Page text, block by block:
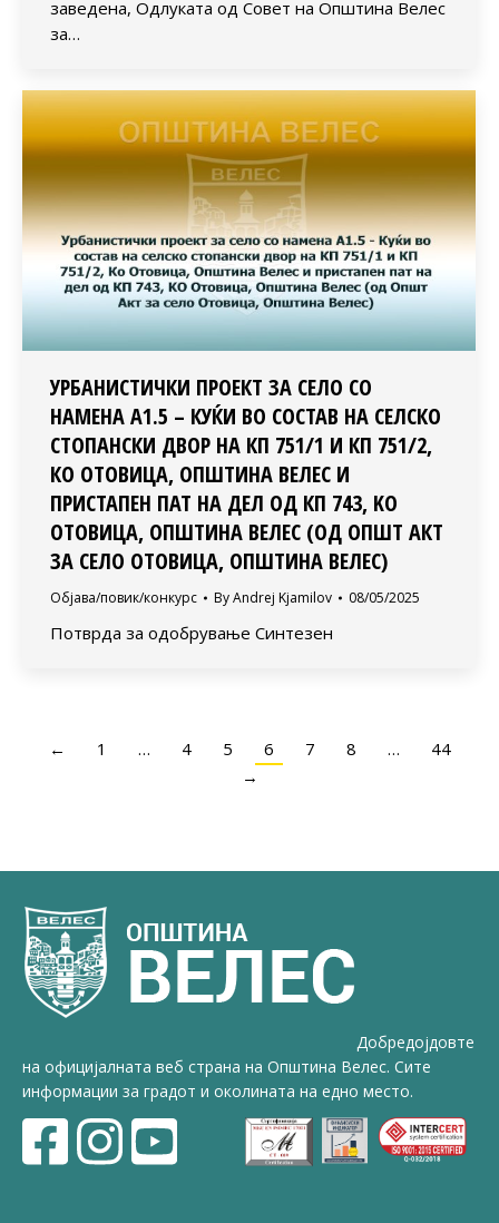
заведена, Одлуката од Совет на Општина Велес
за…
УРБАНИСТИЧКИ ПРОЕКТ ЗА СЕЛО СО
НАМЕНА А1.5 – КУЌИ ВО СОСТАВ НА СЕЛСКО
СТОПАНСКИ ДВОР НА КП 751/1 И КП 751/2,
КО ОТОВИЦА, ОПШТИНА ВЕЛЕС И
ПРИСТАПЕН ПАТ НА ДЕЛ ОД КП 743, KO
OТОВИЦА, ОПШТИНА ВЕЛЕС (ОД ОПШТ АКТ
ЗА СЕЛО ОТОВИЦА, ОПШТИНА ВЕЛЕС)
Објава/повик/конкурс ByAndrej Kjamilov 08/05/2025
Потврда за одобрување Синтезен
← 1 … 4 5 6 7 8 …
44
→
Добредојдовте
на официјалната веб страна на Општина Велес. Сите
информации за градот и околината на едно место.